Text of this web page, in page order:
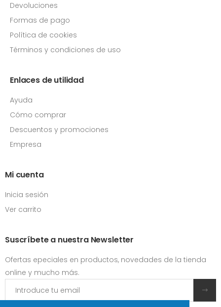
Devoluciones
Formas de pago
Política de cookies
Términos y condiciones de uso
Enlaces de utilidad
Ayuda
Cómo comprar
Descuentos y promociones
Empresa
Mi cuenta
Inicia sesión
Ver carrito
Suscríbete a nuestra Newsletter
Ofertas epeciales en productos, novedades de la tienda
online y mucho más.